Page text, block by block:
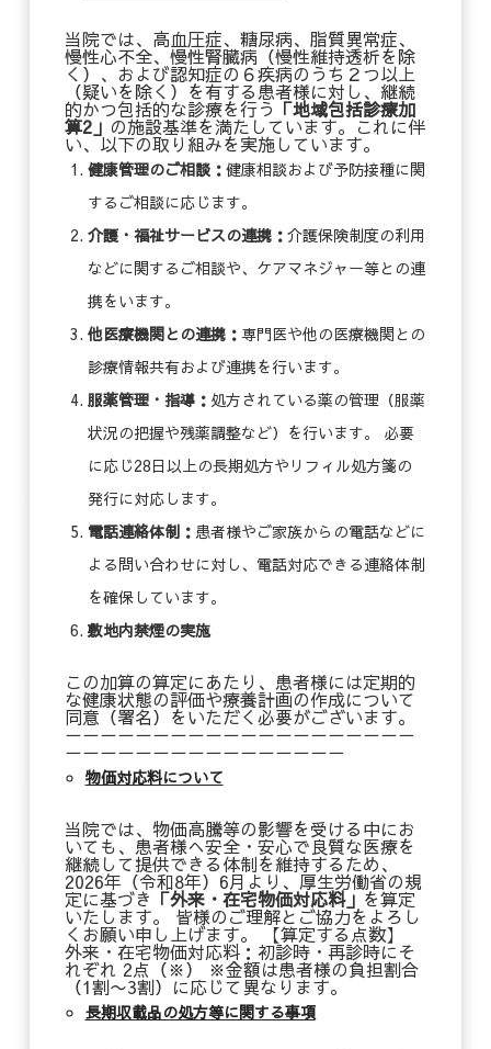
当院では、高血圧症、糖尿病、脂質異常症、
慢性心不全、慢性腎臓病（慢性維持透析を除
く）、および認知症の６疾病のうち２つ以上
（疑いを除く）を有する患者様に対し、継続
的かつ包括的な診療を行う 「地域包括診療加
算2」 の施設基準を満たしています。これに伴
い、以下の取り組みを実施しています。
健康管理のご相談：健康相談および予防接種に関
するご相談に応じます。
介護・福祉サービスの連携：介護保険制度の利用
などに関するご相談や、ケアマネジャー等との連
携をいます。
他医療機関との連携：専門医や他の医療機関との
診療情報共有および連携を行います。
服薬管理・指導： 処方されている薬の管理（服薬
状況の把握や残薬調整など）を行います。 必要
に応じ28日以上の長期処方やリフィル処方箋の
発行に対応します。
電話連絡体制： 患者様やご家族からの電話などに
よる問い合わせに対し、電話対応できる連絡体制
を確保しています。
敷地内禁煙の実施
この加算の算定にあたり、患者様には定期的
な健康状態の評価や療養計画の作成について
同意（署名）をいただく必要がございます。
－－－－－－－－－－－－－－－－－－－－
－－－－－－－－－－－－－－－－
物価対応料について
当院では、物価高騰等の影響を受ける中にお
いても、患者様へ安全・安心で良質な医療を
継続して提供できる体制を維持するため、
2026年（令和8年）6月より、厚生労働省の規
定に基づき 「外来・在宅物価対応料」 を算定
いたします。 皆様のご理解とご協力をよろし
くお願い申し上げます。 【算定する点数】
外来・在宅物価対応料：初診時・再診時にそ
れぞれ 2点（※） ※金額は患者様の負担割合
（1割〜3割）に応じて異なります。
長期収載品の処方等に関する事項